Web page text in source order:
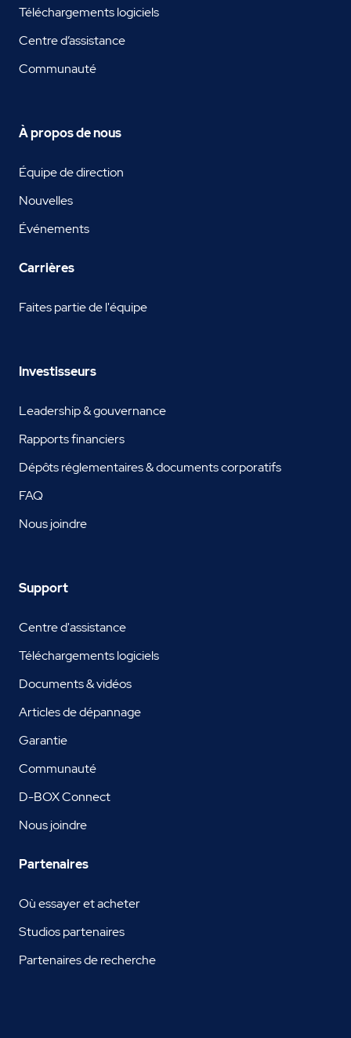
Téléchargements logiciels
Centre d’assistance
Communauté
À propos de nous
Équipe de direction
Nouvelles
Événements
Carrières
Faites partie de l'équipe
Investisseurs
Leadership & gouvernance
Rapports financiers
Dépôts réglementaires & documents corporatifs
FAQ
Nous joindre
Support
Centre d'assistance
Téléchargements logiciels
Documents & vidéos
Articles de dépannage
Garantie
Communauté
D-BOX Connect
Nous joindre
Partenaires
Où essayer et acheter
Studios partenaires
Partenaires de recherche